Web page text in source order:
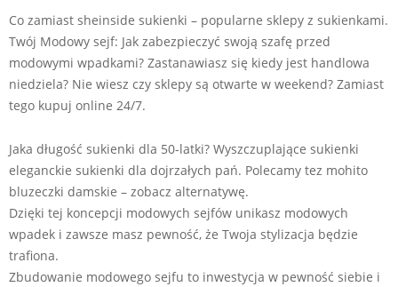
Co zamiast sheinside sukienki – popularne sklepy z sukienkami.
Twój Modowy sejf: Jak zabezpieczyć swoją szafę przed
modowymi wpadkami? Zastanawiasz się kiedy jest handlowa
niedziela? Nie wiesz czy sklepy są otwarte w weekend? Zamiast
tego kupuj online 24/7.
Jaka długość sukienki dla 50-latki? Wyszczuplające sukienki
eleganckie sukienki dla dojrzałych pań. Polecamy tez mohito
bluzeczki damskie – zobacz alternatywę.
Dzięki tej koncepcji modowych sejfów unikasz modowych
wpadek i zawsze masz pewność, że Twoja stylizacja będzie
trafiona.
Zbudowanie modowego sejfu to inwestycja w pewność siebie i